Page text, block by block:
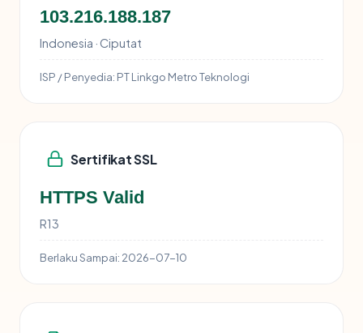
103.216.188.187
Indonesia · Ciputat
ISP / Penyedia: PT Linkgo Metro Teknologi
Sertifikat SSL
HTTPS Valid
R13
Berlaku Sampai: 2026-07-10